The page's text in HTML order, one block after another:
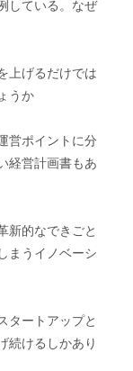
している。なぜ
上げるだけでは
うか
営ポイントに分
経営計画書もあ
新的なできごと
まうイノベーシ
タートアップと
続けるしかあり